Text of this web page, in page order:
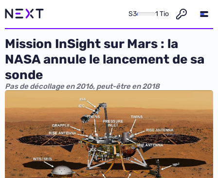
S3 1 Tio
Mission InSight sur Mars : la
NASA annule le lancement de sa
sonde
Pas de décollage en 2016, peut-être en 2018